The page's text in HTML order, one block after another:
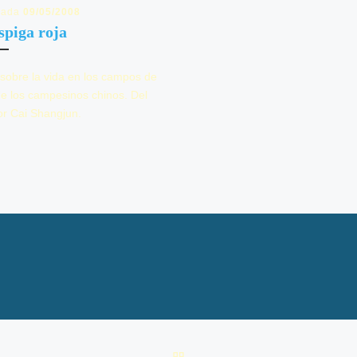
09/05/2008
roja
la vida en los campos de
los campesinos chinos. Del
Cai Shangjun.